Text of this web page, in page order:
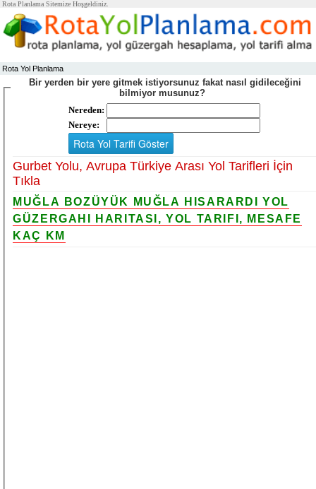
Rota Planlama Sitemize Hoşgeldiniz.
Rota Yol Planlama
Bir yerden bir yere gitmek istiyorsunuz fakat nasıl gidileceğini
bilmiyor musunuz?
Nereden:
Nereye:
Gurbet Yolu, Avrupa Türkiye Arası Yol Tarifleri İçin
Tıkla
MUĞLA BOZÜYÜK MUĞLA HISARARDI YOL
GÜZERGAHI HARITASI, YOL TARIFI, MESAFE
KAÇ KM